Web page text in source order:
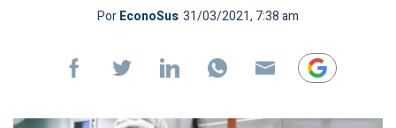
PorEconoSus 31/03/2021, 7:38 am